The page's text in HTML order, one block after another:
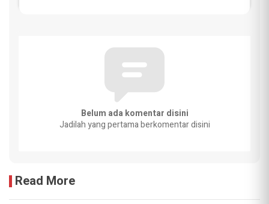
Belum ada komentar disini
Jadilah yang pertama berkomentar disini
Read More